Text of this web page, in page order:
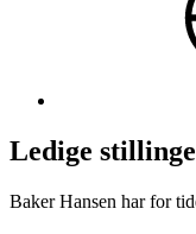
Ledige
Baker Hansen har for